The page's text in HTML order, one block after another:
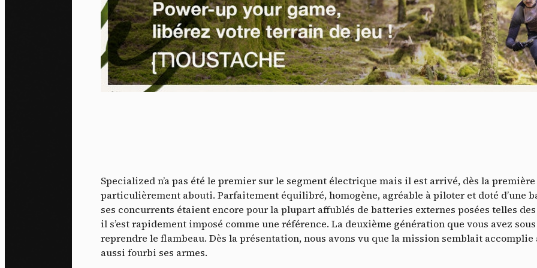
Specialized n’a pas été le premier sur le segment électrique mais il est arrivé, dès la
particulièrement abouti. Parfaitement équilibré, homogène, agréable à piloter et doté d’une
ses concurrents étaient encore pour la plupart affublés de batteries externes posées telles
il s’est rapidement imposé comme une référence. La deuxième génération que vous avez
reprendre le flambeau. Dès la présentation, nous avons vu que la mission semblait
aussi fourbi ses armes.